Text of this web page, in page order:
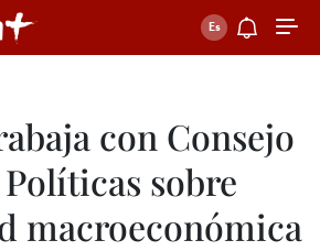
con Consejo
sobre
macroeconómica